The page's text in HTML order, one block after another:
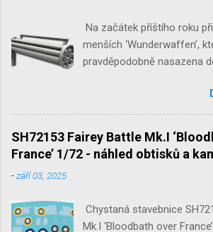
Na začátek příštího roku
menších ‘Wunderwaffen’,
pravděpodobně nasazena
raketovou protiletadlovou
detailní odlitky této zbraně,
doplní leptané popruhy
SH72153 Fairey Battle Mk.I
France’ 1/72 - náhled obtisků a
-září 03, 2025
Chystaná stavebnice
Mk.I ‘Bloodbath over